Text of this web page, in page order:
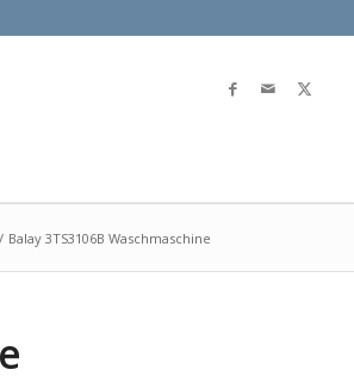
/ Balay 3TS3106B Waschmaschine